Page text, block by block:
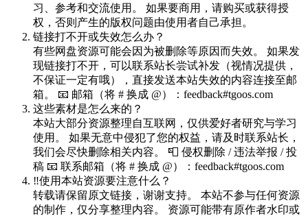
习、参考和交流使用。 如果要商用，请购买或获得授
权，否则产生的版权问题由使用者自己承担。
链接打不开或失效怎么办？
有些网盘资源可能会因为被删除等原因而失效。 如果发
现链接打不开，可以联系站长尝试补发（视情况提供，
不保证一定有哦），直接发送本站失效的内容连接至邮
箱。 📧 邮箱（将 # 换成 @）：feedback#tgoos.com
这些素材是怎么来的？
本站大部分资源整理自互联网，仅供爱好者研究与学习
使用。 如果无意中侵犯了您的权益，请及时联系站长，
我们会尽快删除相关内容。 📮 侵权删除 / 违法举报 / 投
稿 📧 联系邮箱（将 # 换成 @）：feedback#tgoos.com
‼️使用本站资源要注意什么？
转载请保留原文链接，谢谢支持。 本站不参与任何资源
的制作，仅分享整理内容。 资源可能带有原作者水印或